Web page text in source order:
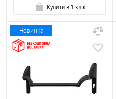
Купити в 1 клік
Новинка